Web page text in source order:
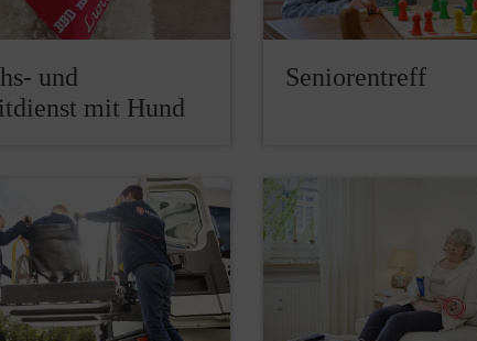
und
mit Hund
Seniorentreff